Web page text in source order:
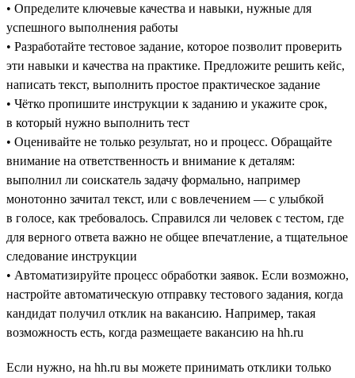
• Определите ключевые качества и навыки, нужные для
успешного выполнения работы
• Разработайте тестовое задание, которое позволит проверить
эти навыки и качества на практике. Предложите решить кейс,
написать текст, выполнить простое практическое задание
• Чётко пропишите инструкции к заданию и укажите срок,
в который нужно выполнить тест
• Оценивайте не только результат, но и процесс. Обращайте
внимание на ответственность и внимание к деталям:
выполнил ли соискатель задачу формально, например
монотонно зачитал текст, или с вовлечением — с улыбкой
в голосе, как требовалось. Справился ли человек с тестом, где
для верного ответа важно не общее впечатление, а тщательное
следование инструкции
• Автоматизируйте процесс обработки заявок. Если возможно,
настройте автоматическую отправку тестового задания, когда
кандидат получил отклик на вакансию. Например, такая
возможность есть, когда размещаете вакансию на hh.ru
Если нужно, на hh.ru вы можете принимать отклики только